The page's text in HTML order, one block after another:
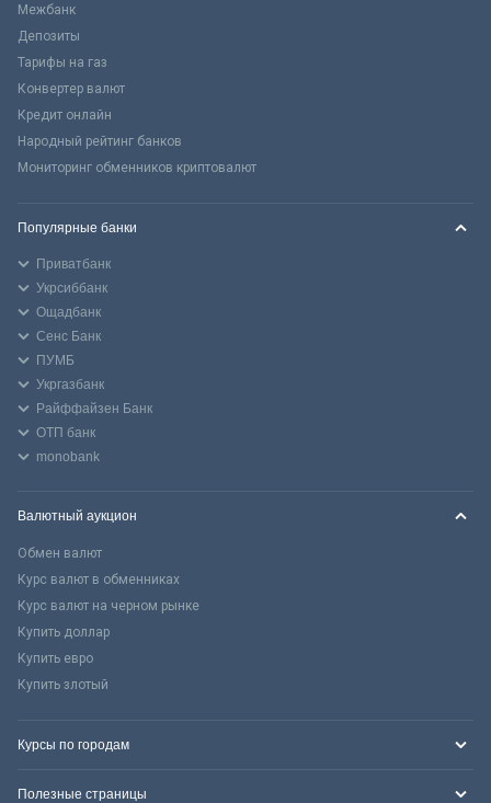
Межбанк
Депозиты
Тарифы на газ
Конвертер валют
Кредит онлайн
Народный рейтинг банков
Мониторинг обменников криптовалют
Популярные банки
Приватбанк
Укрсиббанк
Ощадбанк
Сенс Банк
ПУМБ
Укргазбанк
Райффайзен Банк
ОТП банк
monobank
Валютный аукцион
Обмен валют
Курс валют в обменниках
Курс валют на черном рынке
Купить доллар
Купить евро
Купить злотый
Курсы по городам
Полезные страницы